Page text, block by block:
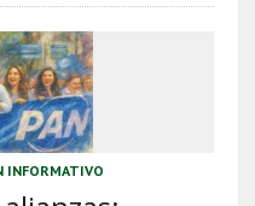
INFORMATIVO